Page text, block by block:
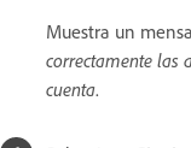
Muestra un
correctamente las
cuenta.